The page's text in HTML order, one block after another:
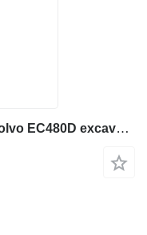
14622933 caja de fusibles para Volvo EC480D excavadora